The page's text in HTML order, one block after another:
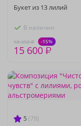
Букет из 13 лилий
В наличии
18 350 ₽ -15%
15 600 ₽
5 (79)